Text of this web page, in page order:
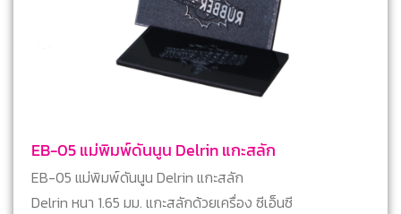
EB-05 แม่พิมพ์ดันนูน Delrin แกะสลัก
EB-05 แม่พิมพ์ดันนูน Delrin แกะสลัก
Delrin หนา 1.65 มม. แกะสลักด้วยเครื่อง ซีเอ็นซี